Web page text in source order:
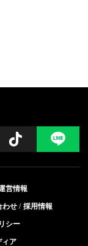
Follow
営情報
わせ 採用情報
シー
ア